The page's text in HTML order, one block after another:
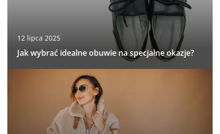
12 lipca 2025
Jak wybrać idealne obuwie na specjalne okazje?